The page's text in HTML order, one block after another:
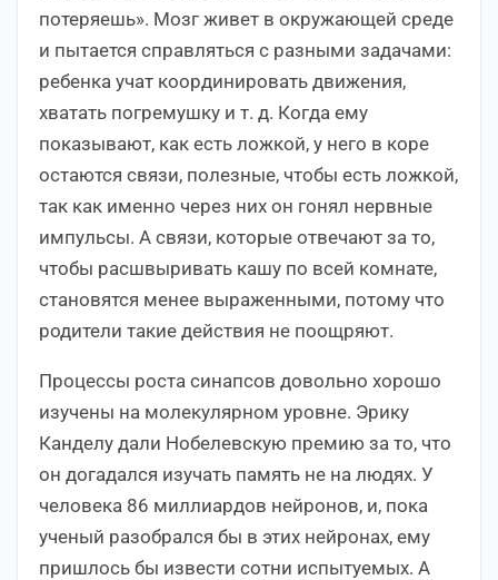
потеряешь». Мозг живет в окружающей среде
и пытается справляться с разными задачами:
ребенка учат координировать движения,
хватать погремушку и т. д. Когда ему
показывают, как есть ложкой, у него в коре
остаются связи, полезные, чтобы есть ложкой,
так как именно через них он гонял нервные
импульсы. А связи, которые отвечают за то,
чтобы расшвыривать кашу по всей комнате,
становятся менее выраженными, потому что
родители такие действия не поощряют.
Процессы роста синапсов довольно хорошо
изучены на молекулярном уровне. Эрику
Канделу дали Нобелевскую премию за то, что
он догадался изучать память не на людях. У
человека 86 миллиардов нейронов, и, пока
ученый разобрался бы в этих нейронах, ему
пришлось бы извести сотни испытуемых. А